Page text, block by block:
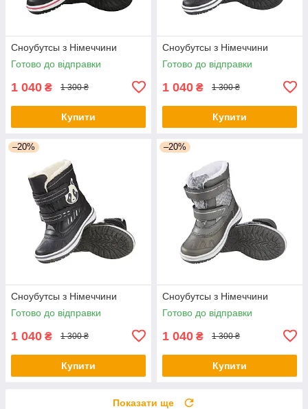
Сноубутсы з Німеччини
Готово до відправки
1 040 ₴ 1 300 ₴
Купити
Сноубутсы з Німеччини
Готово до відправки
1 040 ₴ 1 300 ₴
Купити
–20%
Сноубутсы з Німеччини
Готово до відправки
1 040 ₴ 1 300 ₴
Купити
–20%
Сноубутсы з Німеччини
Готово до відправки
1 040 ₴ 1 300 ₴
Купити
Показати ще